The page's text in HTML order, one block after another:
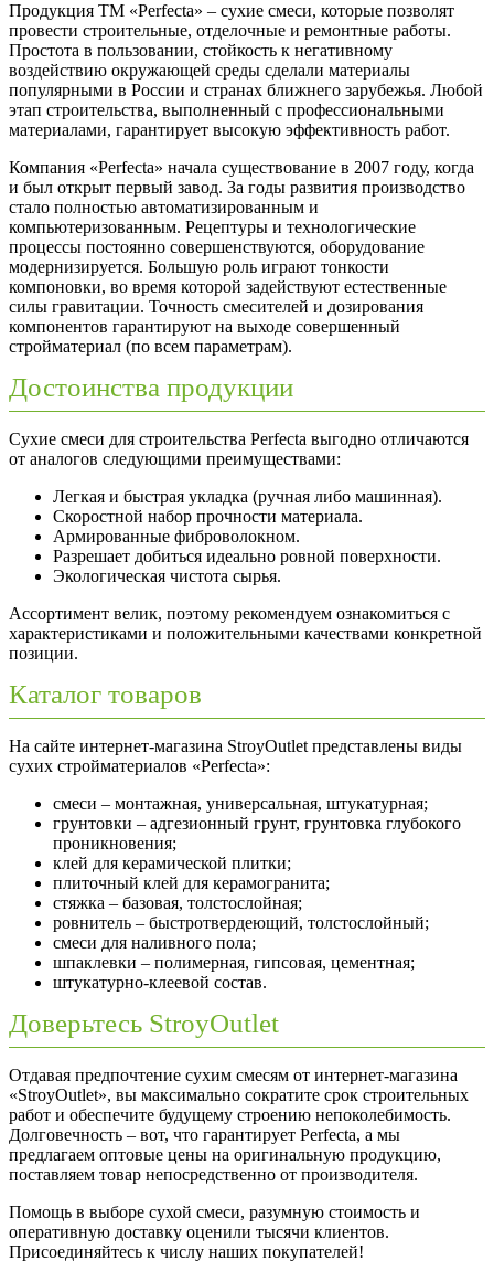
Продукция ТМ «Perfecta» – сухие смеси, которые позволят
провести строительные, отделочные и ремонтные работы.
Простота в пользовании, стойкость к негативному
воздействию окружающей среды сделали материалы
популярными в России и странах ближнего зарубежья. Любой
этап строительства, выполненный с профессиональными
материалами, гарантирует высокую эффективность работ.
Компания «Perfecta» начала существование в 2007 году, когда
и был открыт первый завод. За годы развития производство
стало полностью автоматизированным и
компьютеризованным. Рецептуры и технологические
процессы постоянно совершенствуются, оборудование
модернизируется. Большую роль играют тонкости
компоновки, во время которой задействуют естественные
силы гравитации. Точность смесителей и дозирования
компонентов гарантируют на выходе совершенный
стройматериал (по всем параметрам).
Достоинства продукции
Сухие смеси для строительства Perfecta выгодно отличаются
от аналогов следующими преимуществами:
Легкая и быстрая укладка (ручная либо машинная).
Скоростной набор прочности материала.
Армированные фиброволокном.
Разрешает добиться идеально ровной поверхности.
Экологическая чистота сырья.
Ассортимент велик, поэтому рекомендуем ознакомиться с
характеристиками и положительными качествами конкретной
позиции.
Каталог товаров
На сайте интернет-магазина StroyOutlet представлены виды
сухих стройматериалов «Perfecta»:
смеси – монтажная, универсальная, штукатурная;
грунтовки – адгезионный грунт, грунтовка глубокого
проникновения;
клей для керамической плитки;
плиточный клей для керамогранита;
стяжка – базовая, толстослойная;
ровнитель – быстротвердеющий, толстослойный;
смеси для наливного пола;
шпаклевки – полимерная, гипсовая, цементная;
штукатурно-клеевой состав.
Доверьтесь StroyOutlet
Отдавая предпочтение сухим смесям от интернет-магазина
«StroyOutlet», вы максимально сократите срок строительных
работ и обеспечите будущему строению непоколебимость.
Долговечность – вот, что гарантирует Perfecta, а мы
предлагаем оптовые цены на оригинальную продукцию,
поставляем товар непосредственно от производителя.
Помощь в выборе сухой смеси, разумную стоимость и
оперативную доставку оценили тысячи клиентов.
Присоединяйтесь к числу наших покупателей!